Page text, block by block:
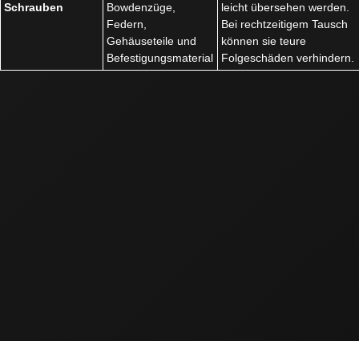
Schrauben
Bowdenzüge,
Federn,
Gehäuseteile und
Befestigungsmaterial
leicht übersehen werden.
Bei rechtzeitigem Tausch
können sie teure
Folgeschäden verhindern.